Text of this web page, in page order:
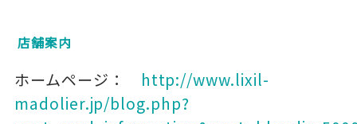
店舗案内
ホームページ：
http://www.lixil-
madolier.jp/blog.php?